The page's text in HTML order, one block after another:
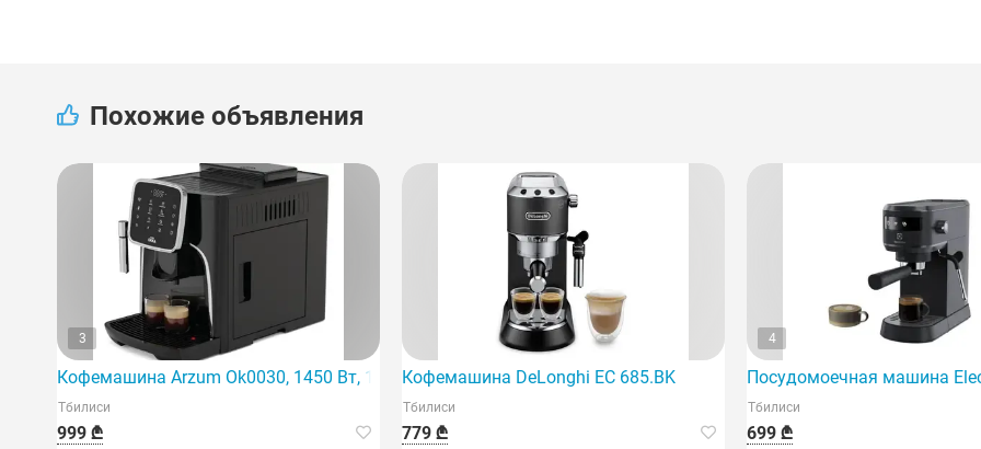
Похожие объявления
3
Кофемашина Arzum Ok0030, 1450 Вт, 1,8 л, черная.
Тбилиси
999 ₾
Кофемашина DeLonghi EC 685.BK
Тбилиси
779 ₾
4
Посудомоечная машина
Тбилиси
699 ₾